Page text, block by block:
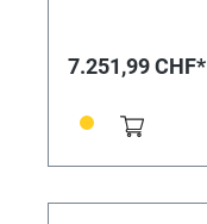
7.251,99 CHF*